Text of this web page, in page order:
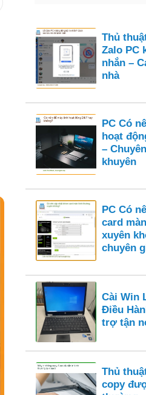
Thủ
Zalo PC
nhắn –
nhà
PC Có
hoạt
–
khuyên
PC Có
card
xuyên
chuyên
Cài Win
Điều
trợ tận
Thủ
copy